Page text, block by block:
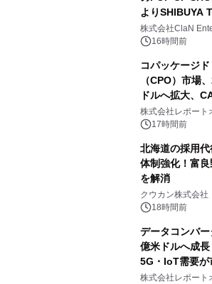
よりSHIBUYA
開催決定！！
株式会社ClaN
16時間前
コパッケージ
（CPO）市場
ドルへ拡大、
センター・高速
速
株式会社レポート
17時間前
北海道の採用代
体制強化！富
を解消
クウカン株式会社
18時間前
データコンバ
億米ドルへ成
5G・IoT需要が
株式会社レポート